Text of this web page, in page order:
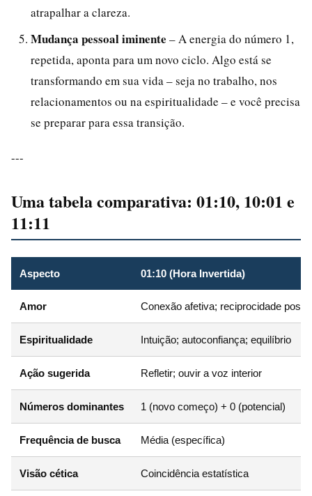
atrapalhar a clareza.
Mudança pessoal iminente – A energia do número 1,
repetida, aponta para um novo ciclo. Algo está se
transformando em sua vida – seja no trabalho, nos
relacionamentos ou na espiritualidade – e você precisa
se preparar para essa transição.
---
Uma tabela comparativa: 01:10, 10:01 e
11:11
Aspecto 01:10 (Hora Invertida)
Amor Conexão afetiva; reciprocidade
Espiritualidade Intuição; autoconfiança; equilíbrio
Ação sugerida Refletir; ouvir a voz interior
Números dominantes 1 (novo começo) + 0 (potencial)
Frequência de busca Média (específica)
Visão cética Coincidência estatística